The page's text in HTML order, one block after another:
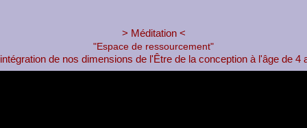
> Méditation <
"Espace de ressourcement"
de nos dimensions de l'Être de la conception à l'âge de 4